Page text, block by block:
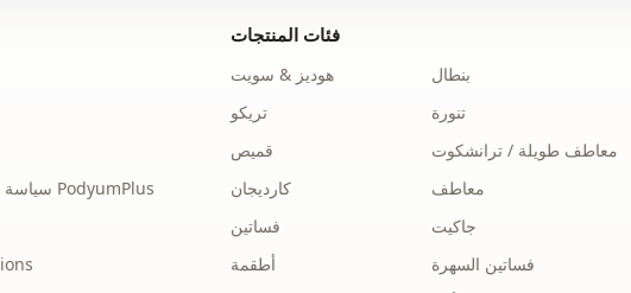
سياسة الإرجاع والاسترداد الخاصة بـ PodyumPlus
فئات المنتجات
هوديز & سويت
تريكو
قميص
كارديجان
فساتين
أطقمة
بنطال
تنورة
معاطف طويلة / ترانشكوت
معاطف
جاكيت
فساتين السهرة